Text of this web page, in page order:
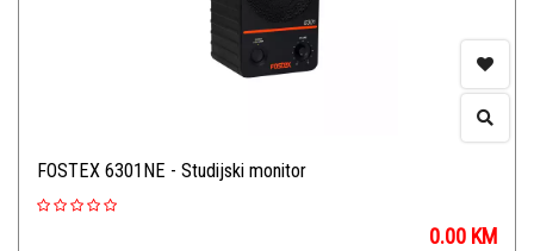
FOSTEX 6301NE - Studijski monitor
0.00 KM